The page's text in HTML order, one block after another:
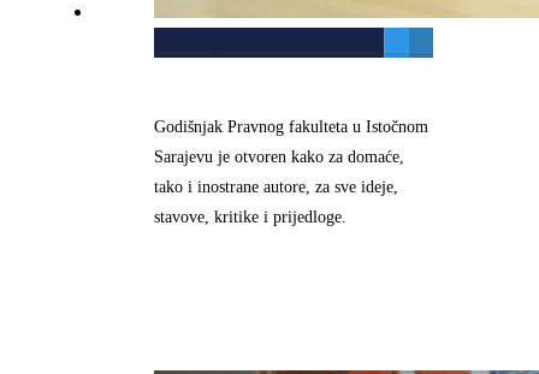
Godišnjak Pravnog fakulteta u Istočnom
Sarajevu je otvoren kako za domaće,
tako i inostrane autore, za sve ideje,
stavove, kritike i prijedloge.